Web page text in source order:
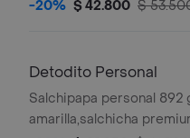
-20% $ 42.800 $
Detodito Personal
Salchipapa personal 892
amarilla,salchicha